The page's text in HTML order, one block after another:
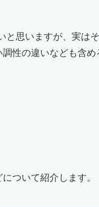
と思いますが、実は
性の違いなども含め
ついて紹介します。